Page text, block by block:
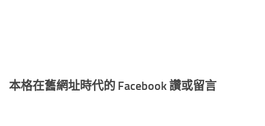
本格在舊網址時代的 Facebook 讚或留言